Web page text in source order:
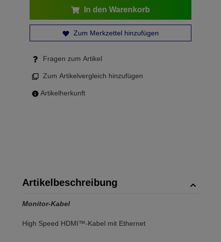
In den Warenkorb
Zum Merkzettel hinzufügen
Fragen zum Artikel
Zum Artikelvergleich hinzufügen
Artikelherkunft
Artikelbeschreibung
Monitor-Kabel
High Speed HDMI™-Kabel mit Ethernet